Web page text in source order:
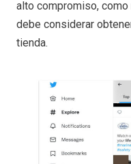
alto compromiso,
debe considerar
tienda.